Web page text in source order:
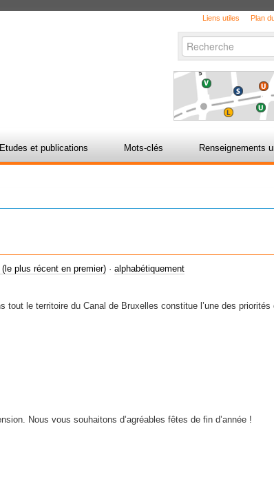
Liens utiles Plan
Chercher par
avancée…
Etudes et publications Mots-clés Renseignements
(le plus récent en premier) · alphabétiquement
tout le territoire du Canal de Bruxelles constitue l’une des
Nous vous souhaitons d’agréables fêtes de fin d’année !